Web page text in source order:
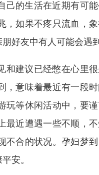
的生活在近期有可能
，如果不疼只流血，
好友中有人可能会遇
和建议已经憋在心里
，意味着最近有一段
等休闲活动中，要
近遭遇一些不顺，不
不合的状况。孕妇梦
安。